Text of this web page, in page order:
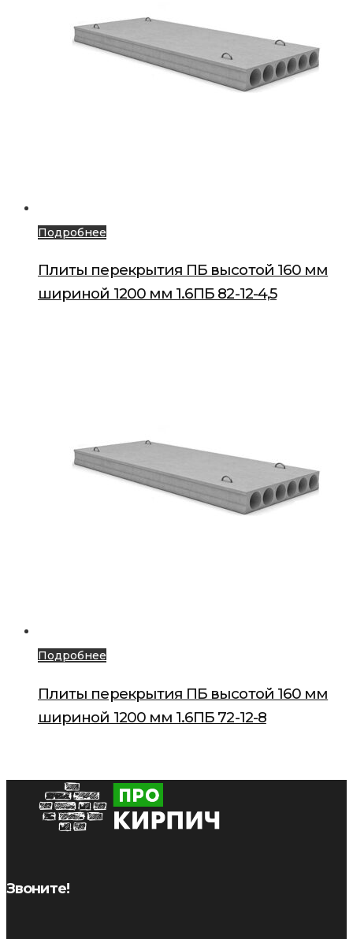
Подробнее
Плиты перекрытия ПБ высотой 160 мм
шириной 1200 мм 1.6ПБ 82-12-4,5
Подробнее
Плиты перекрытия ПБ высотой 160 мм
шириной 1200 мм 1.6ПБ 72-12-8
Звоните!